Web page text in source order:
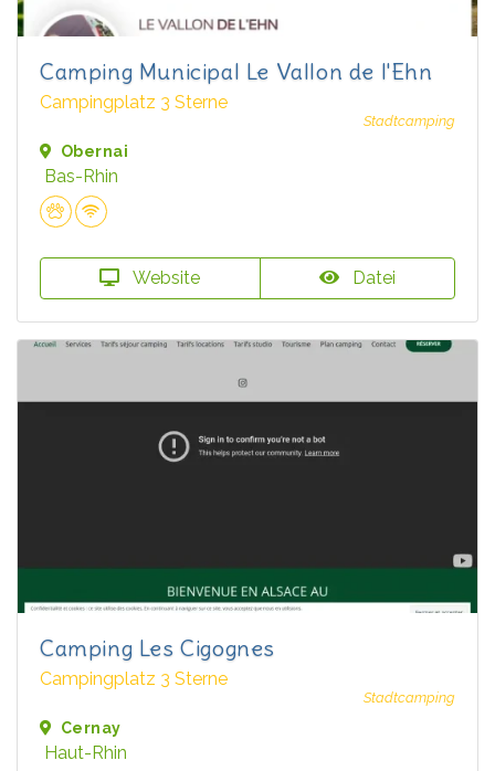
Camping Municipal Le Vallon de l'Ehn
Campingplatz 3 Sterne
Stadtcamping
Obernai
Bas-Rhin
Website Datei
Camping Les Cigognes
Campingplatz 3 Sterne
Stadtcamping
Cernay
Haut-Rhin